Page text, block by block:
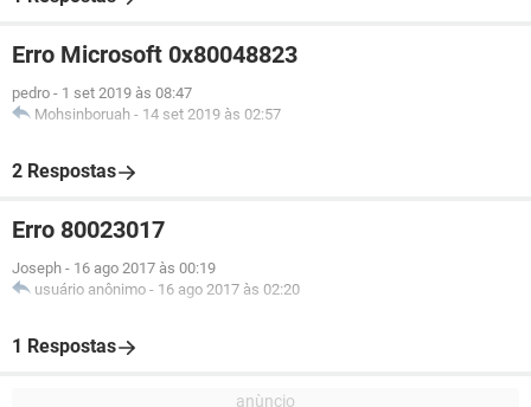
Erro Microsoft 0x80048823
pedro - 1 set 2019 às 08:47
Mohsinboruah - 14 set 2019 às 02:57
2 Respostas
Erro 80023017
Joseph - 16 ago 2017 às 00:19
usuário anônimo - 16 ago 2017 às 02:20
1 Respostas